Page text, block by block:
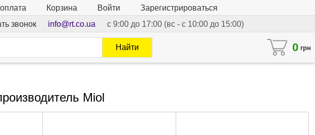
Корзина Войти
Зарегистрироваться
звонок info@rt.co.ua с 9:00 до 17:00 (вс - с 10:00 до 15:00)
0 грн
Найти
Miol